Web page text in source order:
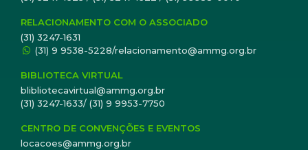
RELACIONAMENTO COM O ASSOCIADO
(31) 3247-1631
(31) 9 9538-5228/relacionamento@ammg.org.br
BIBLIOTECA VIRTUAL
blibliotecavirtual@ammg.org.br
(31) 3247-1633/ (31) 9 9953-7750
CENTRO DE CONVENÇÕES E EVENTOS
locacoes@ammg.org.br